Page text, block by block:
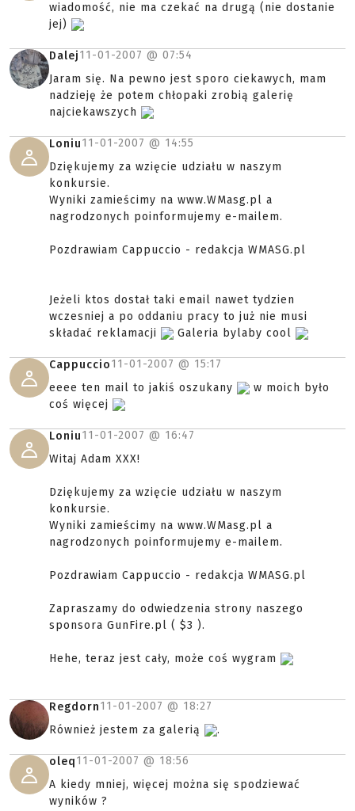
wiadomość, nie ma czekać na drugą (nie dostanie
jej)
Dalej11-01-2007 @ 07:54
Jaram się. Na pewno jest sporo ciekawych, mam
nadzieję że potem chłopaki zrobią galerię
najciekawszych
Loniu11-01-2007 @ 14:55
Dziękujemy za wzięcie udziału w naszym
konkursie.
Wyniki zamieścimy na www.WMasg.pl a
nagrodzonych poinformujemy e-mailem.
Pozdrawiam Cappuccio - redakcja WMASG.pl
Jeżeli ktos dostał taki email nawet tydzien
wczesniej a po oddaniu pracy to już nie musi
składać reklamacji
Galeria bylaby cool
Cappuccio11-01-2007 @ 15:17
eeee ten mail to jakiś oszukany
w moich było
coś więcej
Loniu11-01-2007 @ 16:47
Witaj Adam XXX!
Dziękujemy za wzięcie udziału w naszym
konkursie.
Wyniki zamieścimy na www.WMasg.pl a
nagrodzonych poinformujemy e-mailem.
Pozdrawiam Cappuccio - redakcja WMASG.pl
Zapraszamy do odwiedzenia strony naszego
sponsora GunFire.pl ( $3 ).
Hehe, teraz jest cały, może coś wygram
Regdorn11-01-2007 @ 18:27
Również jestem za galerią
.
oleq11-01-2007 @ 18:56
A kiedy mniej, więcej można się spodziewać
wyników ?